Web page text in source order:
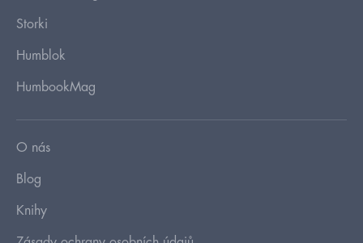
Storki
Humblok
HumbookMag
O nás
Blog
Knihy